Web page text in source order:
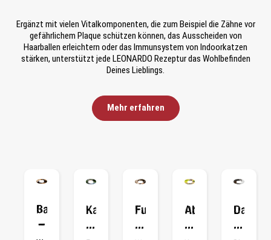
Ergänzt mit vielen Vitalkomponenten, die zum Beispiel die Zähne vor
gefährlichem Plaque schützen können, das Ausscheiden von
Haarballen erleichtern oder das Immunsystem von Indoorkatzen
stärken, unterstützt jede LEONARDO Rezeptur das Wohlbefinden
Deines Lieblings.
Mehr erfahren
Bauernhofkätzchen
–
Katze
trinkt
Futtermittelallergie
bei
Ab
wann
Das